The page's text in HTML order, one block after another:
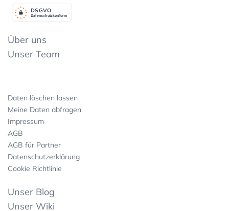
Datenschutzkonform
DSGVO
Über uns
Unser Team
Daten löschen lassen
Meine Daten abfragen
Impressum
AGB
AGB für Partner
Datenschutzerklärung
Cookie Richtlinie
Unser Blog
Unser Wiki